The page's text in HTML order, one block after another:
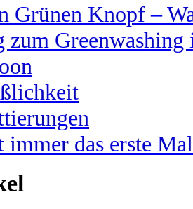
Grünen Knopf –
zum Greenwashing
immer das erste Mal